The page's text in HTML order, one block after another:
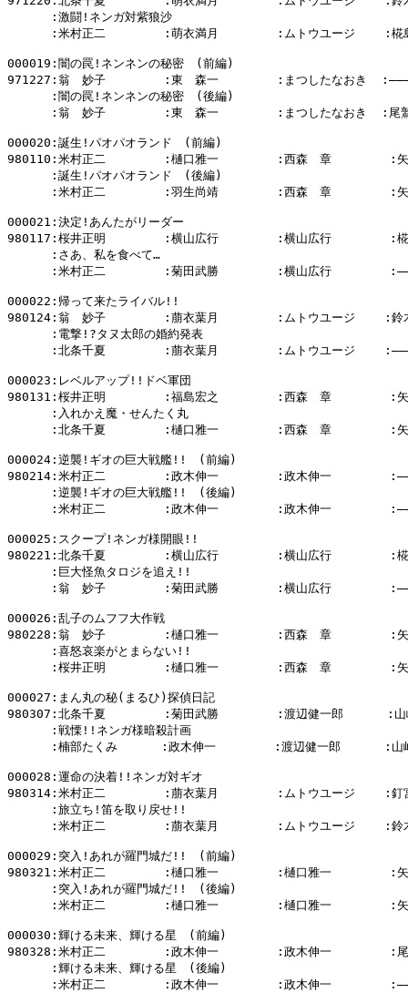
      :激闘!ネンガ対紫狼沙
:米村正二        :萌衣満月        :ムトウユージ    :椛
000019:闇の罠!ネンネンの秘密　(前編)
971227:翁　妙子        :東　森一        :まつしたなおき
      :闇の罠!ネンネンの秘密　(後編)
:翁　妙子        :東　森一        :まつしたなおき  :尾
000020:誕生!パオパオランド　(前編)
980110:米村正二        :樋口雅一        :西森　章        :矢
      :誕生!パオパオランド　(後編)
:米村正二        :羽生尚靖        :西森　章        :矢
000021:決定!あんたがリーダー
980117:桜井正明        :横山広行        :横山広行        :椛
      :さあ、私を食べて…
:米村正二        :菊田武勝        :横山広行
000022:帰って来たライバル!!
980124:翁　妙子        :萠衣葉月        :ムトウユージ    :鈴
      :電撃!?タヌ太郎の婚約発表
:北条千夏        :萠衣葉月        :ムトウユージ
000023:レベルアップ!!ドベ軍団
980131:桜井正明        :福島宏之        :西森　章        :矢
      :入れかえ魔・せんたく丸
:北条千夏        :樋口雅一        :西森　章        :矢
000024:逆襲!ギオの巨大戦艦!!　(前編)
980214:米村正二        :政木伸一        :政木伸一
      :逆襲!ギオの巨大戦艦!!　(後編)
:米村正二        :政木伸一        :政木伸一
000025:スクープ!ネンガ様開眼!!
980221:北条千夏        :横山広行        :横山広行        :椛
      :巨大怪魚タロジを追え!!
:翁　妙子        :菊田武勝        :横山広行
000026:乱子のムフフ大作戦
980228:翁　妙子        :樋口雅一        :西森　章        :矢
      :喜怒哀楽がとまらない!!
:桜井正明        :樋口雅一        :西森　章        :矢
000027:まん丸の秘(まるひ)探偵日記
980307:北条千夏        :菊田武勝        :渡辺健一郎      :山
      :戦慄!!ネンガ様暗殺計画
:楠部たくみ      :政木伸一        :渡辺健一郎      :山
000028:運命の決着!!ネンガ対ギオ
980314:米村正二        :萠衣葉月        :ムトウユージ    :釘
      :旅立ち!笛を取り戻せ!!
:米村正二        :萠衣葉月        :ムトウユージ    :鈴
000029:突入!あれが羅門城だ!!　(前編)
980321:米村正二        :樋口雅一        :樋口雅一        :矢
      :突入!あれが羅門城だ!!　(後編)
:米村正二        :樋口雅一        :樋口雅一        :矢
000030:輝ける未来、輝ける星　(前編)
980328:米村正二        :政木伸一        :政木伸一        :尾
      :輝ける未来、輝ける星　(後編)